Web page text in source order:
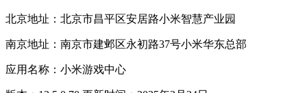
北京地址：北京市昌平区安居路小米智慧产业园
南京地址：南京市建邺区永初路37号小米华东总部
应用名称：小米游戏中心